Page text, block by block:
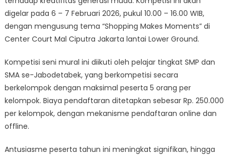
digelar pada 6 – 7 Februari 2026, pukul 10.00 – 16.00 WIB,
dengan mengusung tema “Shopping Makes Moments” di
Center Court Mal Ciputra Jakarta lantai Lower Ground.
Kompetisi seni mural ini diikuti oleh pelajar tingkat SMP dan
SMA se-Jabodetabek, yang berkompetisi secara
berkelompok dengan maksimal peserta 5 orang per
kelompok. Biaya pendaftaran ditetapkan sebesar Rp. 250.000
per kelompok, dengan mekanisme pendaftaran online dan
offline.
Antusiasme peserta tahun ini meningkat signifikan, hingga